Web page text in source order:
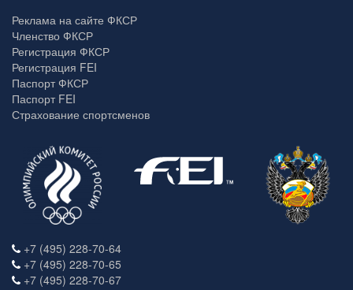
Реклама на сайте ФКСР
Членство ФКСР
Регистрация ФКСР
Регистрация FEI
Паспорт ФКСР
Паспорт FEI
Страхование спортсменов
+7 (495) 228-70-64
+7 (495) 228-70-65
+7 (495) 228-70-67